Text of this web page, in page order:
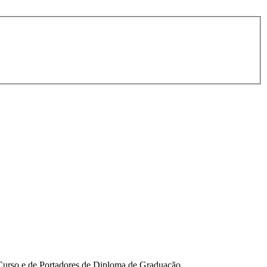
e de Portadores de Diploma de Graduação